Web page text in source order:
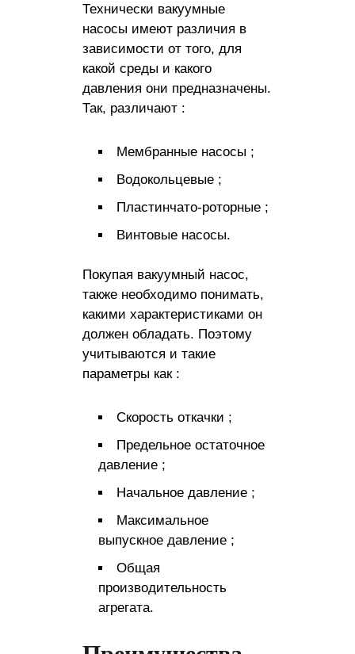
Технически вакуумные
насосы имеют различия в
зависимости от того, для
какой среды и какого
давления они предназначены.
Так, различают :
Мембранные насосы ;
Водокольцевые ;
Пластинчато-роторные ;
Винтовые насосы.
Покупая вакуумный насос,
также необходимо понимать,
какими характеристиками он
должен обладать. Поэтому
учитываются и такие
параметры как :
Скорость откачки ;
Предельное остаточное
давление ;
Начальное давление ;
Максимальное
выпускное давление ;
Общая
производительность
агрегата.